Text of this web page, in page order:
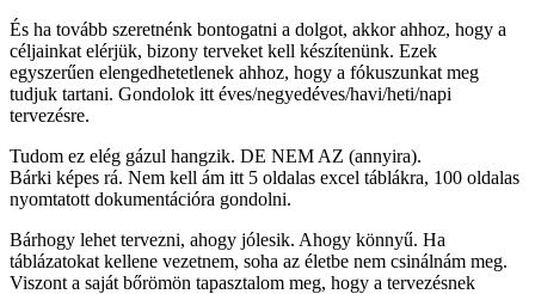
És ha tovább szeretnénk bontogatni a dolgot, akkor ahhoz, hogy a
céljainkat elérjük, bizony terveket kell készítenünk. Ezek
egyszerűen elengedhetetlenek ahhoz, hogy a fókuszunkat meg
tudjuk tartani. Gondolok itt éves/negyedéves/havi/heti/napi
tervezésre.
Tudom ez elég gázul hangzik. DE NEM AZ (annyira).
Bárki képes rá. Nem kell ám itt 5 oldalas excel táblákra, 100 oldalas
nyomtatott dokumentációra gondolni.
Bárhogy lehet tervezni, ahogy jólesik. Ahogy könnyű. Ha
táblázatokat kellene vezetnem, soha az életbe nem csinálnám meg.
Viszont a saját bőrömön tapasztalom meg, hogy a tervezésnek